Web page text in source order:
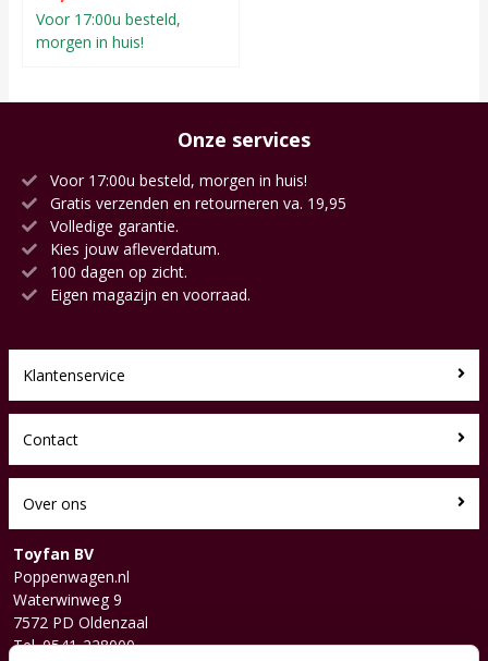
Voor 17:00u besteld,
morgen in huis!
Onze services
Voor 17:00u besteld, morgen in huis!
Gratis verzenden en retourneren va. 19,95
Volledige garantie.
Kies jouw afleverdatum.
100 dagen op zicht.
Eigen magazijn en voorraad.
Klantenservice
Contact
Over ons
Toyfan BV
Poppenwagen.nl
Waterwinweg 9
7572 PD Oldenzaal
Tel. 0541-228000